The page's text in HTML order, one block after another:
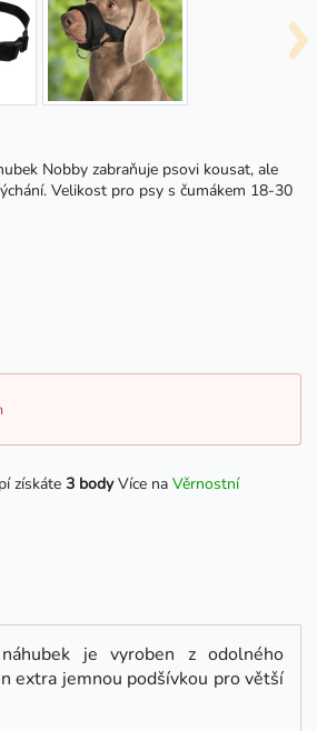
Nobby zabraňuje psovi kousat, ale
Velikost pro psy s čumákem 18-30
získáte 3 bodyVíce na Věrnostní
je vyroben z odolného
extra jemnou podšívkou pro větší